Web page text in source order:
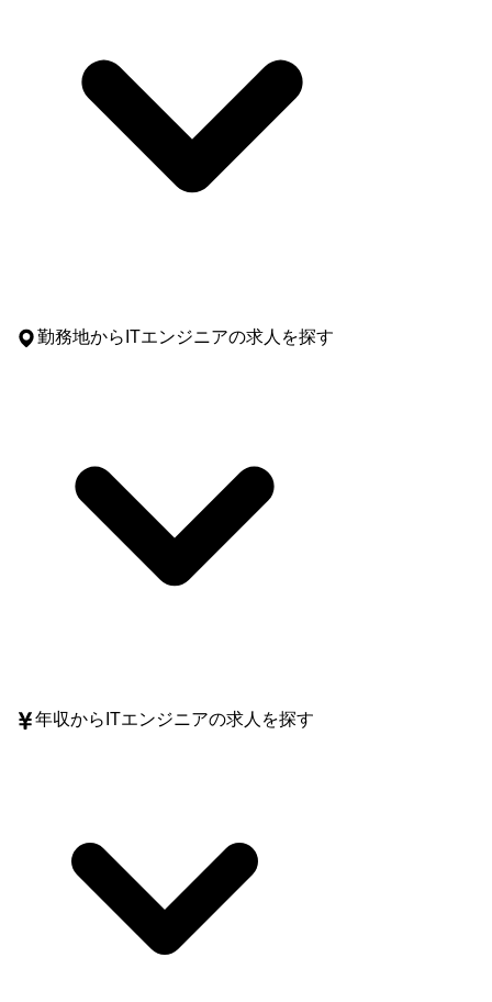
勤務地からITエンジニアの求人を探す
年収からITエンジニアの求人を探す